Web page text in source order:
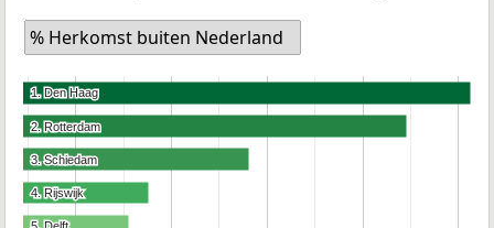
% Herkomst buiten Nederland
1. Den Haag
1. Den Haag
2. Rotterdam
2. Rotterdam
3. Schiedam
3. Schiedam
4. Rijswijk
4. Rijswijk
5. Delft
5. Delft